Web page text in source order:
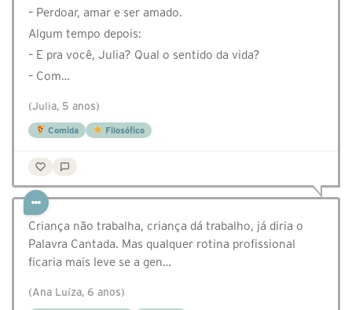
– Perdoar, amar e ser amado.
Algum tempo depois:
– E pra você, Julia? Qual o sentido da vida?
– Com…
(Julia, 5 anos)
Comida Filosófico
Criança não trabalha, criança dá trabalho, já diria o
Palavra Cantada. Mas qualquer rotina profissional
ficaria mais leve se a gen…
(Ana Luíza, 6 anos)